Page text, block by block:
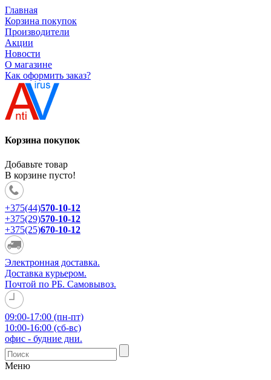
Главная
Корзина покупок
Производители
Акции
Новости
О магазине
Как оформить заказ?
Корзина покупок
Добавьте товар
В корзине пусто!
+375(44)570-10-12
+375(29)570-10-12
+375(25)670-10-12
Электронная доставка.
Доставка курьером.
Почтой по РБ. Самовывоз.
09:00-17:00 (пн-пт)
10:00-16:00 (сб-вс)
офис - будние дни.
Меню